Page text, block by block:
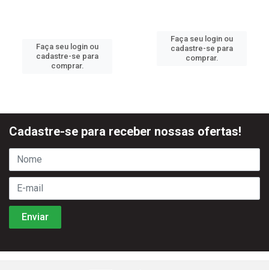
Faça seu login ou
cadastre-se para
comprar.
Faça seu login ou
cadastre-se para
comprar.
Cadastre-se para receber nossas ofertas!